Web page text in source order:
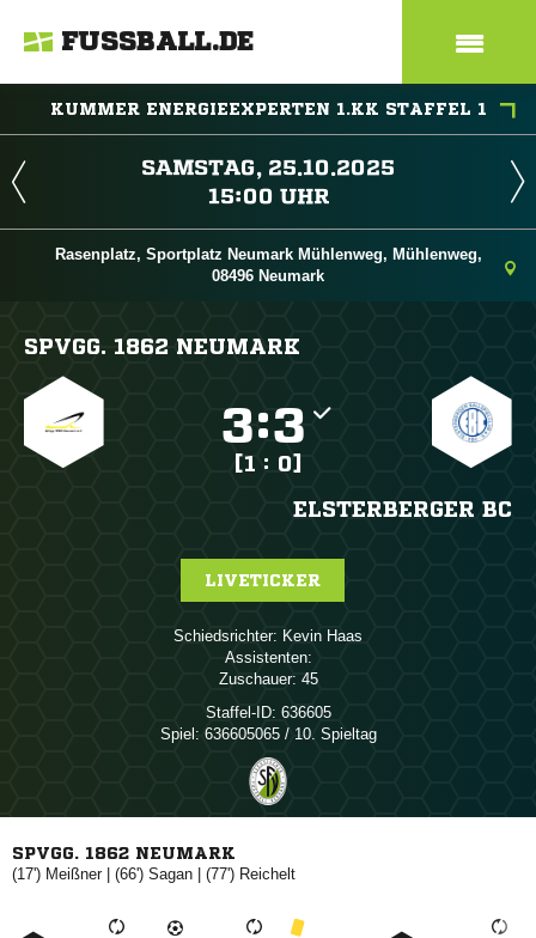
FUSSBALL.DE
KUMMER ENERGIEEXPERTEN 1.KK STAFFEL 1
 
 
Rasenplatz, Sportplatz Neumark Mühlenweg, Mühlenweg,
08496 Neumark
SPVGG. 1862 NEUMARK
:
[1 : 0]
ELSTERBERGER BC
LIVETICKER
Schiedsrichter:  
Assistenten:
Zuschauer: 45
Staffel-ID: 636605
Spiel: 636605065 / 10. Spieltag
SPVGG. 1862 NEUMARK
(17') | (66')  | (77') 